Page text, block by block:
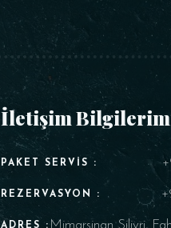
İletişim
PAKET SERVIS :
REZERVASYON :
ADRES : Mimarsinan Silivri,